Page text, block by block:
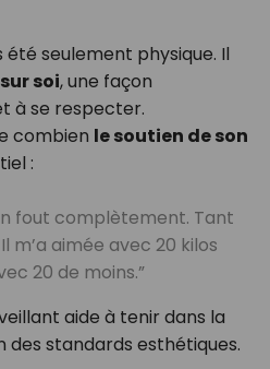
seulement physique. Il
soi, une façon
à se respecter.
combien le soutien de son
:
fout complètement. Tant
m’a aimée avec 20 kilos
20 de moins.”
aide à tenir dans la
des standards esthétiques.